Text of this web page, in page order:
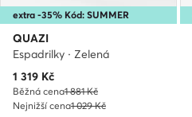
extra -35% Kód: SUMMER
QUAZI
Espadrilky · Zelená
Aktuální cena
1 319 Kč
Běžná cena1 881 Kč
Nejnižší cena1 029 Kč